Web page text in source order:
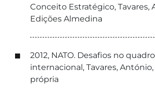
Conceito Estratégico, Tavares,
Edições Almedina
2012, NATO. Desafios no
internacional, Tavares,
própria